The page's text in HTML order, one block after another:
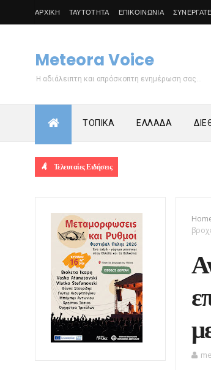
ΑΡΧΙΚΗ ΤΑΥΤΟΤΗΤΑ ΕΠΙΚΟΙΝΩΝΙΑ
Meteora Voice
Η αδιάλειπτη και απρόσκοπτη ενημέρωση σας...
ΤΟΠΙΚΑ ΕΛΛΑΔΑ
Τελευταίες Ειδήσεις